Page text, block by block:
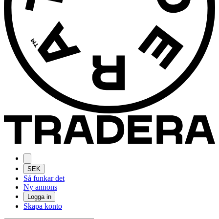
SEK
Så funkar det
Ny annons
Logga in
Skapa konto